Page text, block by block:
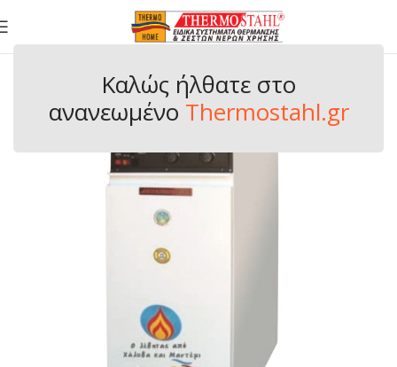
Καλώς ήλθατε στo
ανανεωμένο Thermostahl.gr